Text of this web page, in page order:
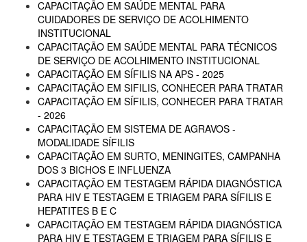
CAPACITAÇÃO EM SAÚDE MENTAL PARA
CUIDADORES DE SERVIÇO DE ACOLHIMENTO
INSTITUCIONAL
CAPACITAÇÃO EM SAÚDE MENTAL PARA TÉCNICOS
DE SERVIÇO DE ACOLHIMENTO INSTITUCIONAL
CAPACITAÇÃO EM SÍFILIS NA APS - 2025
CAPACITAÇÃO EM SIFILIS, CONHECER PARA TRATAR
CAPACITAÇÃO EM SÍFILIS, CONHECER PARA TRATAR
- 2026
CAPACITAÇÃO EM SISTEMA DE AGRAVOS -
MODALIDADE SÍFILIS
CAPACITAÇÃO EM SURTO, MENINGITES, CAMPANHA
DOS 3 BICHOS E INFLUENZA
CAPACITAÇÃO EM TESTAGEM RÁPIDA DIAGNÓSTICA
PARA HIV E TESTAGEM E TRIAGEM PARA SÍFILIS E
HEPATITES B E C
CAPACITAÇÃO EM TESTAGEM RÁPIDA DIAGNÓSTICA
PARA HIV E TESTAGEM E TRIAGEM PARA SÍFILIS E